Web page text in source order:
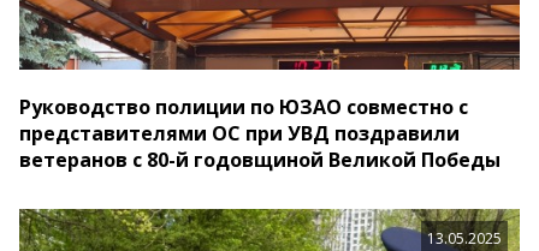
Руководство полиции по ЮЗАО совместно с
представителями ОС при УВД поздравили
ветеранов с 80-й годовщиной Великой Победы
13.05.2025